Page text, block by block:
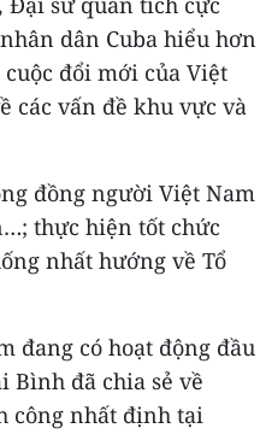
dân Cuba hiểu hơn
đổi mới của Việt
các vấn đề khu vực và
đồng người Việt Nam
thực hiện tốt chức
nhất hướng về Tổ
đang có hoạt động đầu
Bình đã chia sẻ về
công nhất định tại